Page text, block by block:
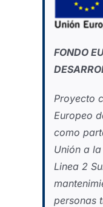
FONDO
Proyecto
Europeo
como
Unión a
Linea 2
personas